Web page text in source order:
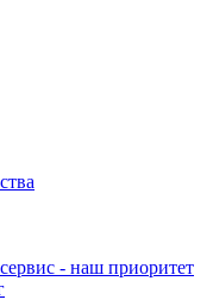
- наш приоритет